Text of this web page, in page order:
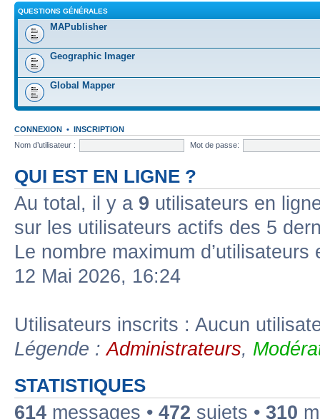
QUESTIONS GÉNÉRALES
MAPublisher
Geographic Imager
Global Mapper
CONNEXION • INSCRIPTION
Nom d’utilisateur :
Mot de passe:
QUI EST EN LIGNE ?
Au total, il y a 9 utilisateurs en
sur les utilisateurs actifs des 5
Le nombre maximum
12 Mai 2026, 16:24
Utilisateurs inscrits : Aucun
Légende :Administrateurs,
STATISTIQUES
614 messages • 472 sujets • 310